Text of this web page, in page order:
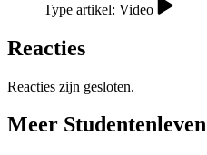
Type artikel: Video
Reacties
Reacties zijn gesloten.
Meer Studentenleven